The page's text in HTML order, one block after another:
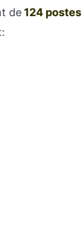
de124 postes